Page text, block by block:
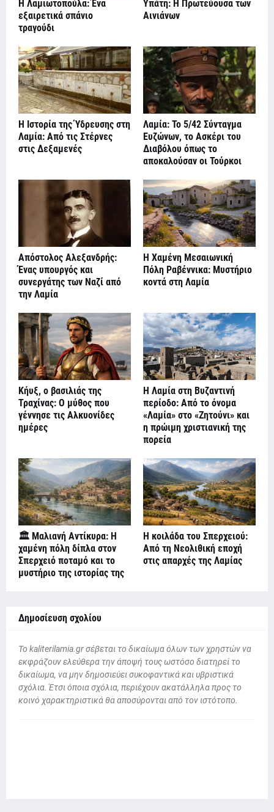
Η Λαμιωτοπούλα: Ένα
εξαιρετικά σπάνιο
τραγούδι
Υπάτη: Η Πρωτεύουσα των
Αινιάνων
Η Ιστορία της Ύδρευσης στη
Λαμία: Από τις Στέρνες
στις Δεξαμενές
Λαμία: Το 5/42 Σύνταγμα
Ευζώνων, το Ασκέρι του
Διαβόλου όπως το
αποκαλούσαν οι Τούρκοι
Απόστολος Αλεξανδρής:
Ένας υπουργός και
συνεργάτης των Ναζί από
την Λαμία
Η Χαμένη Μεσαιωνική
Πόλη Ραβέννικα: Μυστήριο
κοντά στη Λαμία
Κήυξ, ο βασιλιάς της
Τραχίνας: Ο μύθος που
γέννησε τις Αλκυονίδες
ημέρες
Η Λαμία στη Βυζαντινή
περίοδο: Από το όνομα
«Λαμία» στο «Ζητούνι» και
η πρώιμη χριστιανική της
πορεία
🏛️ Μαλιανή Αντίκυρα: Η
χαμένη πόλη δίπλα στον
Σπερχειό ποταμό και το
μυστήριο της ιστορίας της
Η κοιλάδα του Σπερχειού:
Από τη Νεολιθική εποχή
στις απαρχές της Λαμίας
Δημοσίευση σχολίου
To kaliterilamia.gr σέβεται το δικαίωμα όλων των χρηστών να
εκφράζουν ελεύθερα την άποψή τους ωστόσο διατηρεί το
δικαίωμα, να μην δημοσιεύει συκοφαντικά και υβριστικά
σχόλια. Έτσι όποια σχόλια, περιέχουν ακατάλληλα προς το
κοινό χαρακτηριστικά θα αποσύρονται από τον ιστότοπο.